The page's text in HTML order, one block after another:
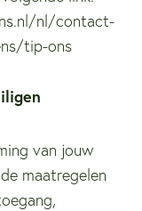
nl/contact-
tip-ons
van jouw
maatregelen